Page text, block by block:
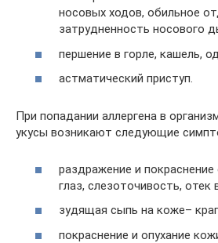
носовых ходов, обильное
затрудненность носового
першение в горле, кашель,
астматический приступ.
При попадании аллергена в
укусы возникают следующие
раздражение и
глаз, слезоточивость, отек
зудящая сыпь на коже–
покраснение и опухание